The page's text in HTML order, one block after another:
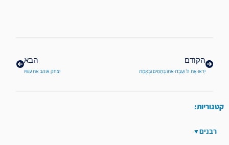
הקודם
יְראוּ אֶת ה' וְעִבְדוּ אֹתוֹ בְּתָמִים וּבֶאֱמֶת
הבא
יצחק אוהב את עשיו
קטגוריות:
רבנים